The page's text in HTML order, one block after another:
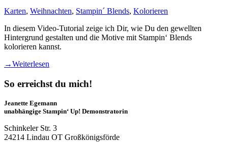
Karten, Weihnachten, Stampin´ Blends, Kolorieren
In diesem Video-Tutorial zeige ich Dir, wie Du den gewellten
Hintergrund gestalten und die Motive mit Stampin‘ Blends
kolorieren kannst.
→Weiterlesen
So erreichst du mich!
Jeanette Egemann
unabhängige Stampin‘ Up! Demonstratorin
Schinkeler Str. 3
24214 Lindau OT Großkönigsförde